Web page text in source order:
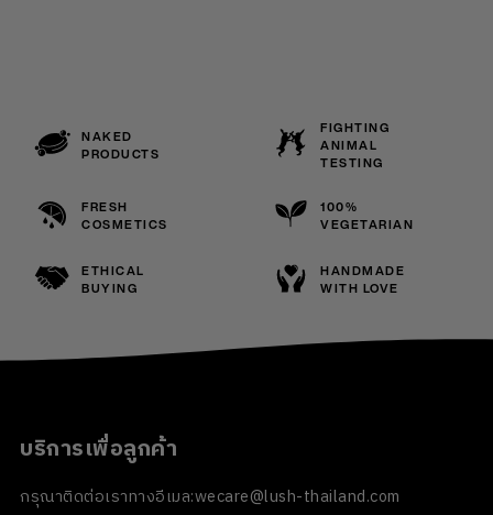
NAKED
PRODUCTS
FIGHTING
ANIMAL
TESTING
FRESH
COSMETICS
100%
VEGETARIAN
ETHICAL
BUYING
HANDMADE
WITH LOVE
บริการเพื่อลูกค้า
กรุณาติดต่อเราทางอีเมล:wecare@lush-thailand.com